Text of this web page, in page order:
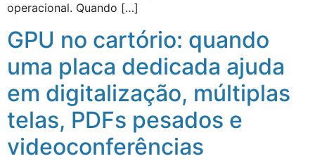
operacional. Quando […]
GPU no cartório: quando
uma placa dedicada ajuda
em digitalização, múltiplas
telas, PDFs pesados e
videoconferências